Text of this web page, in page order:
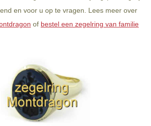
en voor u op te vragen. Lees meer over
of bestel een zegelring van familie